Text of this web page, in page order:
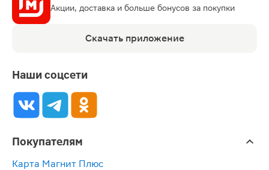
Акции, доставка и больше бонусов за покупки
Скачать приложение
Наши соцсети
Покупателям
Карта Магнит Плюс